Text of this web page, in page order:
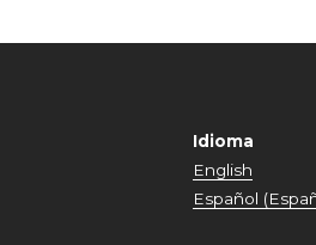
Idioma
English
Español